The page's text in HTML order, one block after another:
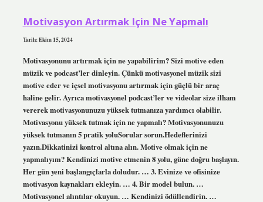
Motivasyon Artırmak Için Ne Yapmalı
Tarih: Ekim 15, 2024
Motivasyonunu artırmak için ne yapabilirim? Sizi motive eden
müzik ve podcast’ler dinleyin. Çünkü motivasyonel müzik sizi
motive eder ve içsel motivasyonu artırmak için güçlü bir araç
haline gelir. Ayrıca motivasyonel podcast’ler ve videolar size ilham
vererek motivasyonunuzu yüksek tutmanıza yardımcı olabilir.
Motivasyonu yüksek tutmak için ne yapmalı? Motivasyonunuzu
yüksek tutmanın 5 pratik yoluSorular sorun.Hedeflerinizi
yazın.Dikkatinizi kontrol altına alın. Motive olmak için ne
yapmalıyım? Kendinizi motive etmenin 8 yolu, güne doğru başlayın.
Her gün yeni başlangıçlarla doludur. … 3. Evinize ve ofisinize
motivasyon kaynakları ekleyin. … 4. Bir model bulun. …
Motivasyonel alıntılar okuyun. … Kendinizi ödüllendirin. …